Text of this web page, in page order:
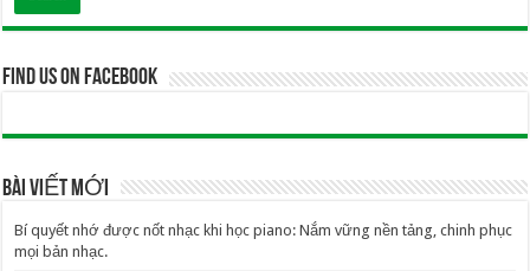
Find us on Facebook
BÀI VIẾT MỚI
Bí quyết nhớ được nốt nhạc khi học piano: Nắm vững nền tảng, chinh phục
mọi bản nhạc.